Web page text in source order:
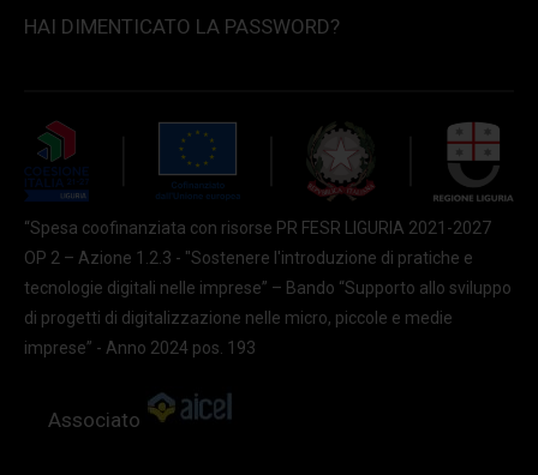
HAI DIMENTICATO LA PASSWORD?
“Spesa coofinanziata con risorse PR FESR LIGURIA 2021-2027
OP 2 – Azione 1.2.3 - "Sostenere l'introduzione di pratiche e
tecnologie digitali nelle imprese” – Bando “Supporto allo sviluppo
di progetti di digitalizzazione nelle micro, piccole e medie
imprese” - Anno 2024 pos. 193
Associato